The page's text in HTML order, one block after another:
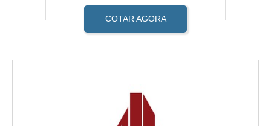
COTAR AGORA